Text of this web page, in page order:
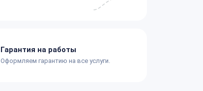
Гарантия на работы
Оформляем гарантию на все услуги.